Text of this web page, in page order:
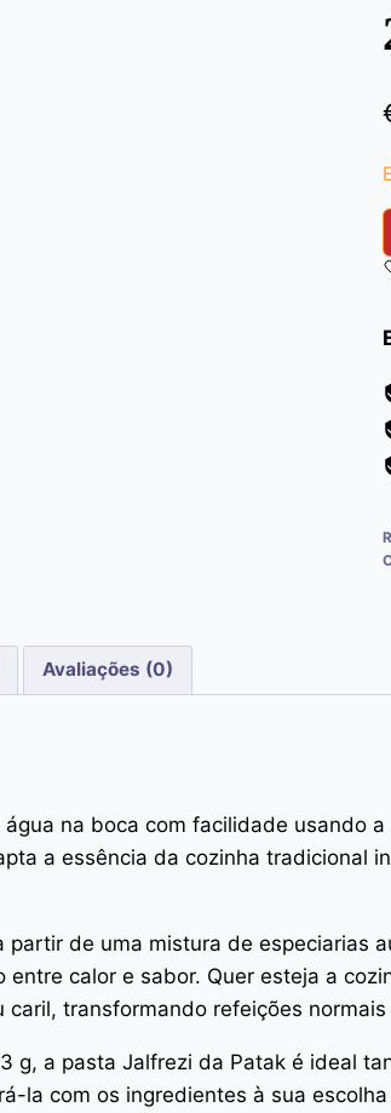
Avaliações (0)
na boca com facilidade usando
a essência da cozinha
de uma mistura de especiarias
calor e sabor. Quer esteja a
transformando refeições
g, a pasta Jalfrezi da Patak é ideal
la com os ingredientes à sua